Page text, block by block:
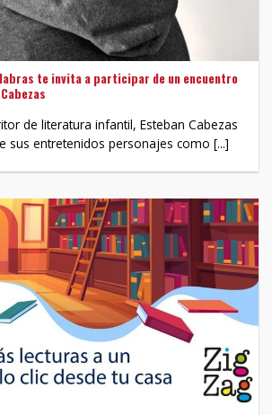
te invita a participar de un encuentro
de literatura infantil, Esteban Cabezas
sus entretenidos personajes como [...]